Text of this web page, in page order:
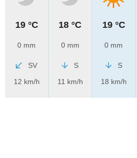
19 °C
0 mm
SV
12 km/h
18 °C
0 mm
S
11 km/h
19 °C
0 mm
S
18 km/h